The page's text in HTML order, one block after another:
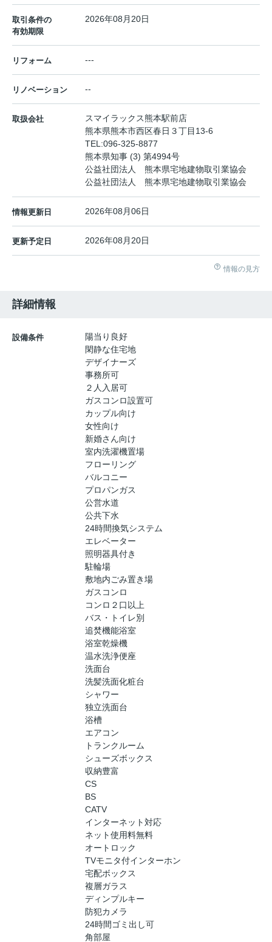
取引条件の
有効期限
2026年08月20日
リフォーム ---
リノベーション --
取扱会社
スマイラックス熊本駅前店
熊本県熊本市西区春日３丁目13-6
TEL:096-325-8877
熊本県知事 (3) 第4994号
公益社団法人 熊本県宅地建物取引業協会
公益社団法人 熊本県宅地建物取引業協会
情報更新日 2026年08月06日
更新予定日 2026年08月20日
情報の見方
詳細情報
設備条件
陽当り良好
閑静な住宅地
デザイナーズ
事務所可
２人入居可
ガスコンロ設置可
カップル向け
女性向け
新婚さん向け
室内洗濯機置場
フローリング
バルコニー
プロパンガス
公営水道
公共下水
24時間換気システム
エレベーター
照明器具付き
駐輪場
敷地内ごみ置き場
ガスコンロ
コンロ２口以上
バス・トイレ別
追焚機能浴室
浴室乾燥機
温水洗浄便座
洗面台
洗髪洗面化粧台
シャワー
独立洗面台
浴槽
エアコン
トランクルーム
シューズボックス
収納豊富
CS
BS
CATV
インターネット対応
ネット使用料無料
オートロック
TVモニタ付インターホン
宅配ボックス
複層ガラス
ディンプルキー
防犯カメラ
24時間ゴミ出し可
角部屋